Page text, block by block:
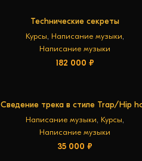
В КОРЗИНУ
Techнические секреты
Курсы, Написание музыки,
Написание музыки
182 000 ₽
В КОРЗИНУ
Сведение трека в стиле Trap/Hip
Написание музыки, Курсы,
Написание музыки
35 000₽